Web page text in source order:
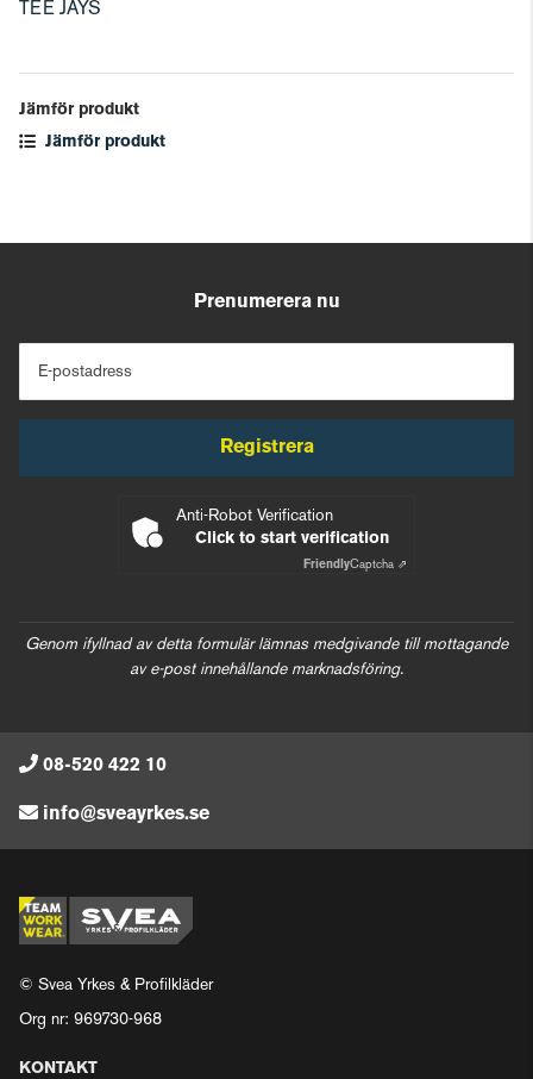
TEE JAYS
Jämför produkt
Jämför produkt
Prenumerera nu
E-postadress
Registrera
Anti-Robot Verification
Click to start verification
FriendlyCaptcha ⇗
Genom ifyllnad av detta formulär lämnas medgivande till mottagande
av e-post innehållande marknadsföring.
08-520 422 10
info@sveayrkes.se
© Svea Yrkes & Profilkläder
Org nr: 969730-968
KONTAKT